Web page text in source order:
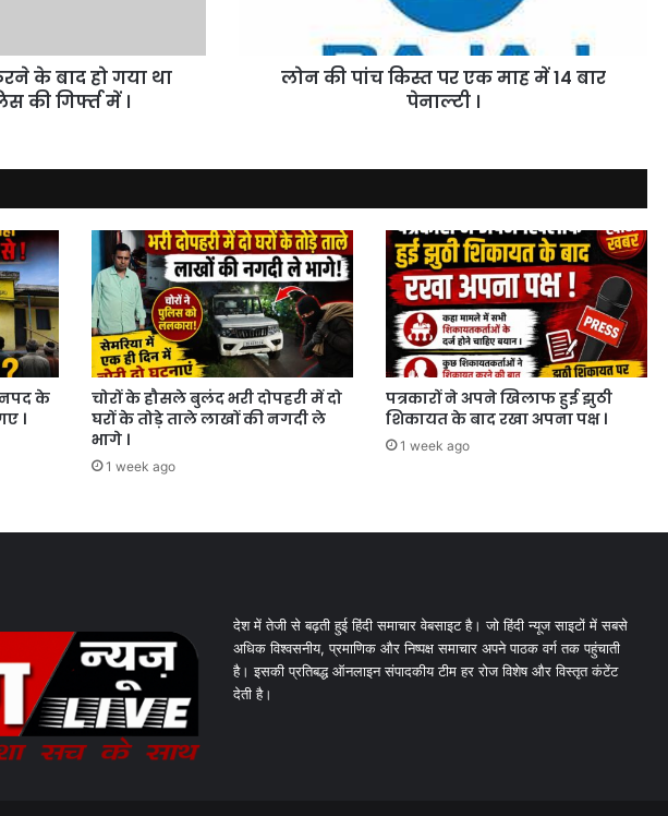
के बाद हो गया था
की गिर्फ्त में ।
लोन की पांच किस्त पर एक माह में 14 बार
पेनाल्टी ।
के
।
चोरों के हौसले बुलंद भरी दोपहरी में दो
घरों के तोड़े ताले लाखों की नगदी ले
भागे ।
1 week ago
पत्रकारों ने अपने खिलाफ हुई झुठी
शिकायत के बाद रखा अपना पक्ष ।
1 week ago
देश में तेजी से बढ़ती हुई हिंदी समाचार वेबसाइट है। जो हिंदी न्यूज साइटों में सबसे
अधिक विश्वसनीय, प्रमाणिक और निष्पक्ष समाचार अपने पाठक वर्ग तक पहुंचाती
है। इसकी प्रतिबद्ध ऑनलाइन संपादकीय टीम हर रोज विशेष और विस्तृत कंटेंट
देती है।